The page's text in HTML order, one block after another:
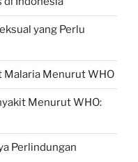
yang Perlu
Malaria Menurut WHO
Menurut WHO:
Perlindungan